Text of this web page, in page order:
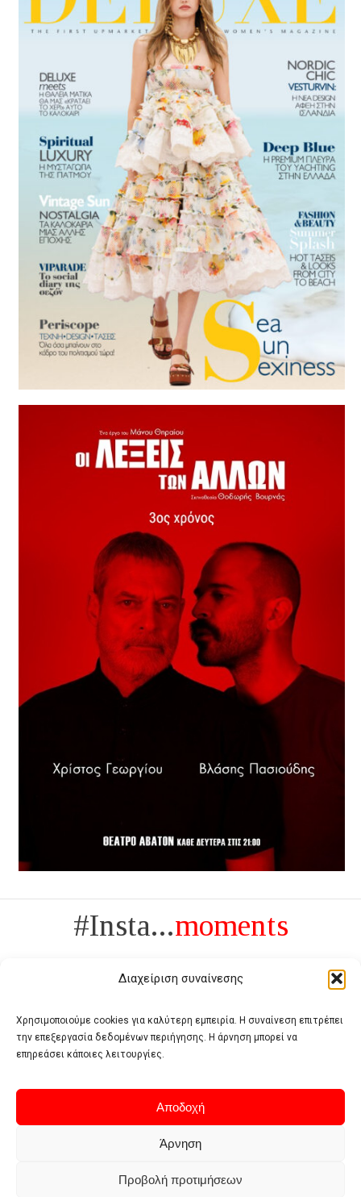
Διαχείριση συναίνεσης
Χρησιμοποιούμε cookies για καλύτερη εμπειρία. Η συναίνεση επιτρέπει
την επεξεργασία δεδομένων περιήγησης. Η άρνηση μπορεί να
επηρεάσει κάποιες λειτουργίες.
Αποδοχή
Άρνηση
Προβολή προτιμήσεων
#Insta...moments
Πολυτέλεια δεν είναι το αντίθετο της ανέχειας, είναι το αντίθετο της
Terms of use Privacy policy Cookie policy